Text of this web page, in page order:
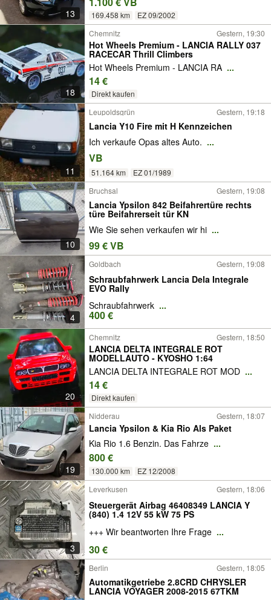
13 169.458 km EZ 09/2002
18
Chemnitz Gestern, 19:30
Hot Wheels Premium - LANCIA RALLY 037
RACECAR Thrill Climbers
Hot Wheels Premium - LANCIA RA ...
14 €
Direkt kaufen
11
Leupoldsgrün Gestern, 19:18
Lancia Y10 Fire mit H Kennzeichen
Ich verkaufe Opas altes Auto. ...
VB
51.164 km EZ 01/1989
10
Bruchsal Gestern, 19:08
Lancia Ypsilon 842 Beifahrertüre rechts
türe Beifahrerseit tür KN
Wie Sie sehen verkaufen wir hi ...
99 € VB
4
Goldbach Gestern, 19:08
Schraubfahrwerk Lancia Dela Integrale
EVO Rally
Schraubfahrwerk ...
400 €
20
Chemnitz Gestern, 18:50
LANCIA DELTA INTEGRALE ROT
MODELLAUTO - KYOSHO 1:64
LANCIA DELTA INTEGRALE ROT MOD ...
14 €
Direkt kaufen
19
Nidderau Gestern, 18:07
Lancia Ypsilon & Kia Rio Als Paket
Kia Rio 1.6 Benzin. Das Fahrze ...
800 €
130.000 km EZ 12/2008
3
Leverkusen Gestern, 18:06
Steuergerät Airbag 46408349 LANCIA Y
(840) 1.4 12V 55 kW 75 PS
+++ Wir beantworten Ihre Frage ...
30 €
Berlin Gestern, 18:05
Automatikgetriebe 2.8CRD CHRYSLER
LANCIA VOYAGER 2008-2015 67TKM